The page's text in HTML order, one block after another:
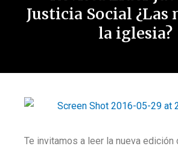
Justicia Social ¿Las
la iglesia?
Te invitamos a leer la nueva edición